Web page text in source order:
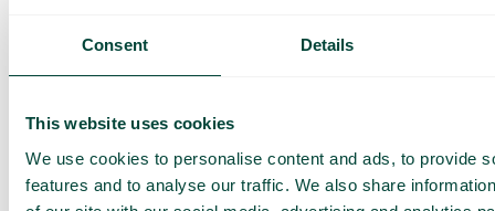
Consent Details
This website uses cookies
We use cookies to personalise content and ads, to provide
features and to analyse our traffic. We also share
Så fungerar det